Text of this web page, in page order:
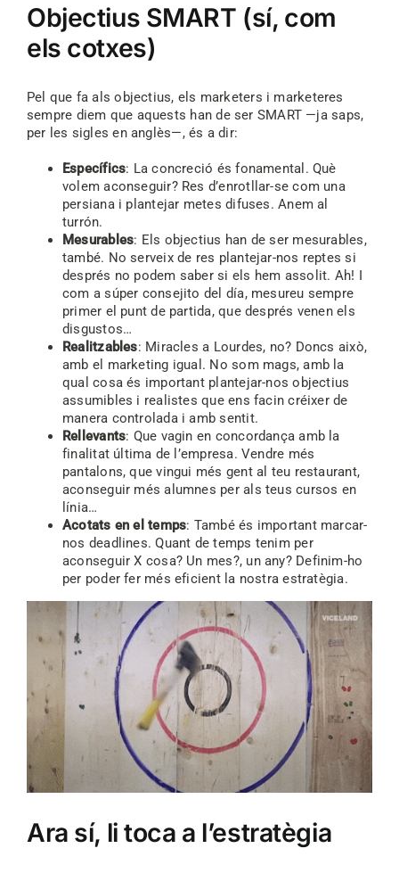
Objectius SMART (sí, com
els cotxes)
Pel que fa als objectius, els marketers i marketeres
sempre diem que aquests han de ser SMART —ja saps,
per les sigles en anglès—, és a dir:
Específics: La concreció és fonamental. Què
volem aconseguir? Res d’enrotllar-se com una
persiana i plantejar metes difuses. Anem al
turrón.
Mesurables: Els objectius han de ser mesurables,
també. No serveix de res plantejar-nos reptes si
després no podem saber si els hem assolit. Ah! I
com a súper consejito del día, mesureu sempre
primer el punt de partida, que després venen els
disgustos…
Realitzables: Miracles a Lourdes, no? Doncs això,
amb el marketing igual. No som mags, amb la
qual cosa és important plantejar-nos objectius
assumibles i realistes que ens facin créixer de
manera controlada i amb sentit.
Rellevants: Que vagin en concordança amb la
finalitat última de l’empresa. Vendre més
pantalons, que vingui més gent al teu restaurant,
aconseguir més alumnes per als teus cursos en
línia…
Acotats en el temps: També és important marcar-
nos deadlines. Quant de temps tenim per
aconseguir X cosa? Un mes?, un any? Definim-ho
per poder fer més eficient la nostra estratègia.
Ara sí, li toca a l’estratègia